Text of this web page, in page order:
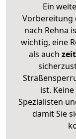
Ein
Vorbereitung
nach Rehna
wichtig, eine
als auch
ist.
Spezialisten
damit Sie